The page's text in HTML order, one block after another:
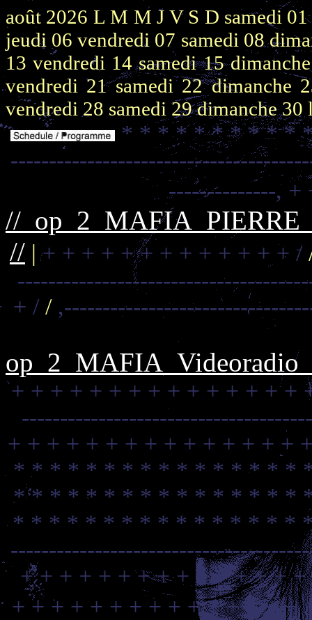
août 2026 L M M J V S D samedi
jeudi 06vendredi 07 samedi 08
13vendredi 14samedi 15
vendredi 21samedi 22dimanche
vendredi 28 samedi 29dimanche 30
* * * * * * * * * *
--------------, +
//
// |+ + + + + + + + + + + + + /
+ / /
+ + + + + + + + + + + + + + +
+ + + + + + + + + + + + + + +
* * * * * * * * * * * * * * * *
* * * * * * * * * * * * * * * *
* * * * * * * * * * * * * * * *
+ + + + + + + + + + + + + +
+ + + + + + + + + + + + + + +